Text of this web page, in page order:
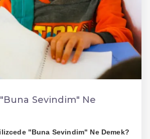
Sevindim" Ne
"Buna Sevindim" Ne Demek?